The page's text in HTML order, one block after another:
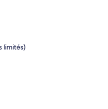
limités)